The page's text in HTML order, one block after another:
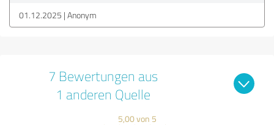
01.12.2025 Anonym
7 Bewertungen aus
1 anderen Quelle
5,00 von 5